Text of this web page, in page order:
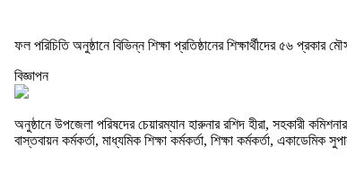
ফল পরিচিতি অনুষ্ঠানে বিভিন্ন শিক্ষা প্রতিষ্ঠানের শিক্ষার্থীদের ৫৬
বিজ্ঞাপন
অনুষ্ঠানে উপজেলা পরিষদের চেয়ারম্যান হারুনার রশিদ হীরা, সহকারী
বাস্তবায়ন কর্মকর্তা, মাধ্যমিক শিক্ষা কর্মকর্তা, শিক্ষা কর্মকর্তা,